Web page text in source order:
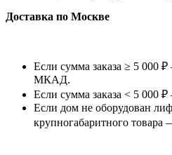
Доставка по Москве
Если сумма заказа ≥ 5 000
МКАД.
Если сумма заказа < 5
Если дом не оборудован
крупногабаритного товара